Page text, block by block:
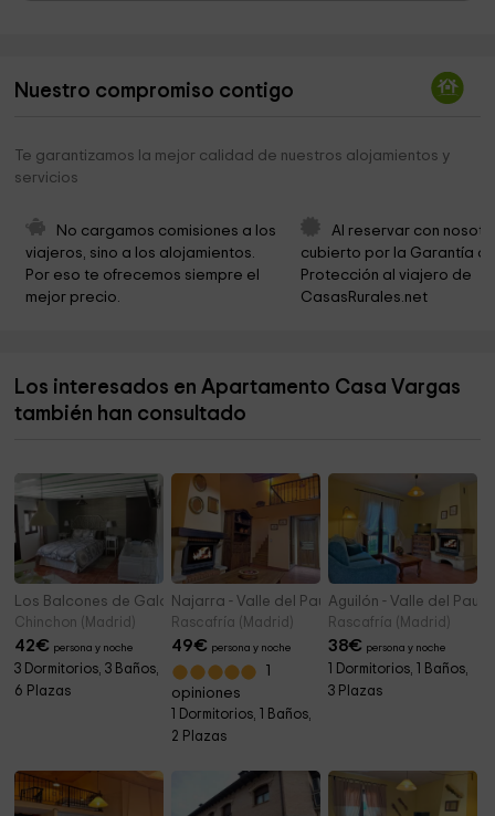
Peñandía Park 2,4 km
Casa de la Cultura
Parroquia Santiago Apostol
Cementerio de Venturada
Parroquia Asunción de Nuestra Señora 4,2 km
Parroquia de San Pedro Advincula. Redueña 6,1 km
Nuestro compromiso contigo
Te garantizamos la mejor calidad de nuestros alojamientos y
servicios
No cargamos comisiones a los
viajeros, sino a los alojamientos.
Por eso te ofrecemos siempre el
mejor precio.
Al reservar con
cubierto por la Garantía
Protección al viajero de
CasasRurales.net
Los interesados en Apartamento Casa Vargas
también han consultado
Los Balcones de Galaz
Chinchon (Madrid)
42€ persona y noche
3 Dormitorios, 3 Baños,
6 Plazas
Najarra - Valle del Paular
Rascafría (Madrid)
49€ persona y noche
opiniones
1 Dormitorios, 1 Baños,
2 Plazas
Aguilón - Valle del
Rascafría (Madrid)
38€ persona y noche
1 Dormitorios, 1 Baños,
3 Plazas